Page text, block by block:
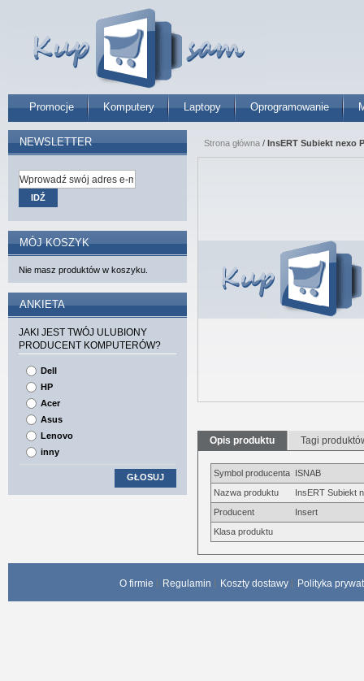
Promocje Komputery Laptopy Oprogramowanie
Strona główna / InsERT Subiekt nexo
Opis produktu Tagi
Symbol producenta ISNAB
Nazwa produktu
InsERT Subiekt
Producent
Insert
Klasa produktu
NEWSLETTER
IDŹ
MÓJ KOSZYK
Nie masz produktów w koszyku.
ANKIETA
JAKI JEST TWÓJ ULUBIONY
PRODUCENT KOMPUTERÓW?
Dell
HP
Acer
Asus
Lenovo
inny
GŁOSUJ
O firmie Regulamin Koszty dostawy Polityka